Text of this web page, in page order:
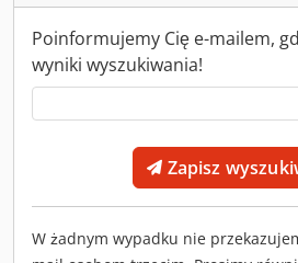
Poinformujemy Cię e-mailem,
wyniki wyszukiwania!
Zapisz
W żadnym wypadku nie